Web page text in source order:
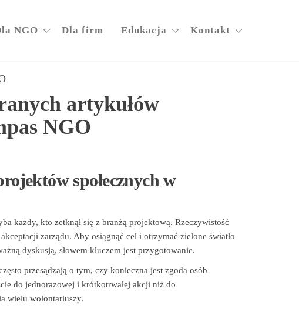
NGO Dla firm Edukacja Kontakt
artykułów
NGO
społecznych w
każdy, kto zetknął się z branżą projektową. Rzeczywistość
zarządu. Aby osiągnąć cel i otrzymać zielone światło
dyskusją, słowem kluczem jest przygotowanie.
przesądzają o tym, czy konieczna jest zgoda osób
do jednorazowej i krótkotrwałej akcji niż do
wielu wolontariuszy.